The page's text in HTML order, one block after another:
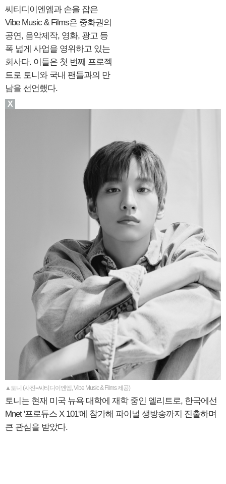
씨티디이엔엠과 손을 잡은
Vibe Music & Films은 중화권의
공연, 음악제작, 영화, 광고 등
폭 넓게 사업을 영위하고 있는
회사다. 이들은 첫 번째 프로젝
트로 토니와 국내 팬들과의 만
남을 선언했다.
▲토니 (사진=씨티디이엔엠, Vibe Music & Films 제공)
토니는 현재 미국 뉴욕 대학에 재학 중인 엘리트로, 한국에선
Mnet '프로듀스 X 101'에 참가해 파이널 생방송까지 진출하며
큰 관심을 받았다.
X